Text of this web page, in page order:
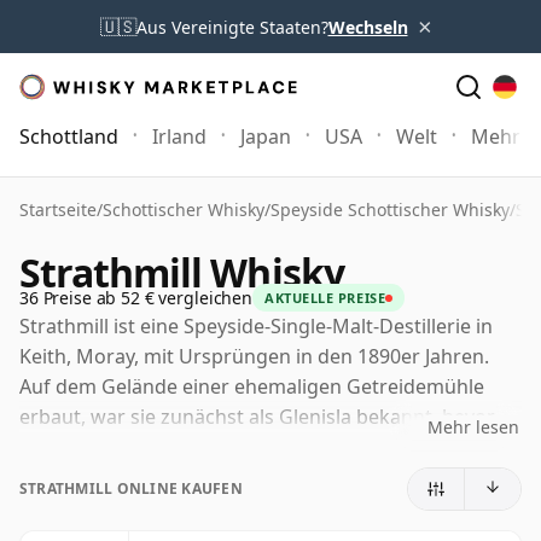
🇺🇸Aus Vereinigte Staaten?Wechseln ×
Schottland Irland Japan USA Welt Mehr
Startseite/Schottischer Whisky/Speyside Schottischer Whisky/
Strathmill Whisky
36 Preise ab 52 € vergleichen AKTUELLE PREISE
Strathmill ist eine Speyside-Single-Malt-Destillerie in
Keith, Moray, mit Ursprüngen in den 1890er Jahren.
Auf dem Gelände einer ehemaligen Getreidemühle
erbaut, war sie zunächst als Glenisla bekannt, bevor
Die späteren Verbindungen dieses Unternehmens mit
Mehr lesen
STRATHMILL ONLINE KAUFEN